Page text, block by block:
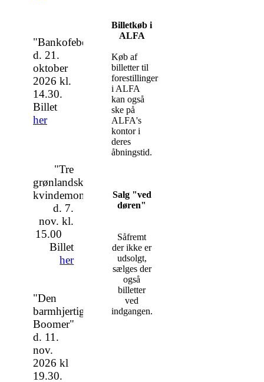
"Bankofeber..."
d. 21.
oktober
2026 kl.
14.30.
Billet
her
"Tre
grønlandske
kvindemonologer"
d. 7.
nov. kl.
15.00
Billet
her
"Den
barmhjertige
Boomer"
d. 11.
nov.
2026 kl
19.30.
Billetkøb i
ALFA
Køb af
billetter til
forestillinger
i ALFA
kan også
ske på
ALFA's
kontor i
deres
åbningstid.
Salg "ved
døren"
Såfremt
der ikke er
udsolgt,
sælges der
også
billetter
ved
indgangen.